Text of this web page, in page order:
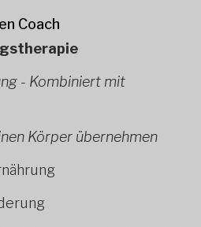
Coach
- Kombiniert mit
Körper übernehmen